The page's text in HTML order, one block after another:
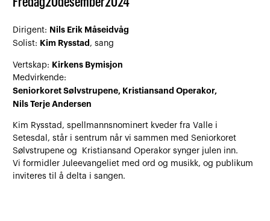
Dirigent: Nils Erik Måseidvåg
Solist: Kim Rysstad , sang
Vertskap: Kirkens Bymisjon
Medvirkende:
Seniorkoret Sølvstrupene, Kristiansand Operakor,
Nils Terje Andersen
Kim Rysstad, spellmannsnominert kveder fra Valle i
Setesdal, står i sentrum når vi sammen med Seniorkoret
Sølvstrupene og Kristiansand Operakor synger julen inn.
Vi formidler Juleevangeliet med ord og musikk, og publikum
inviteres til å delta i sangen.